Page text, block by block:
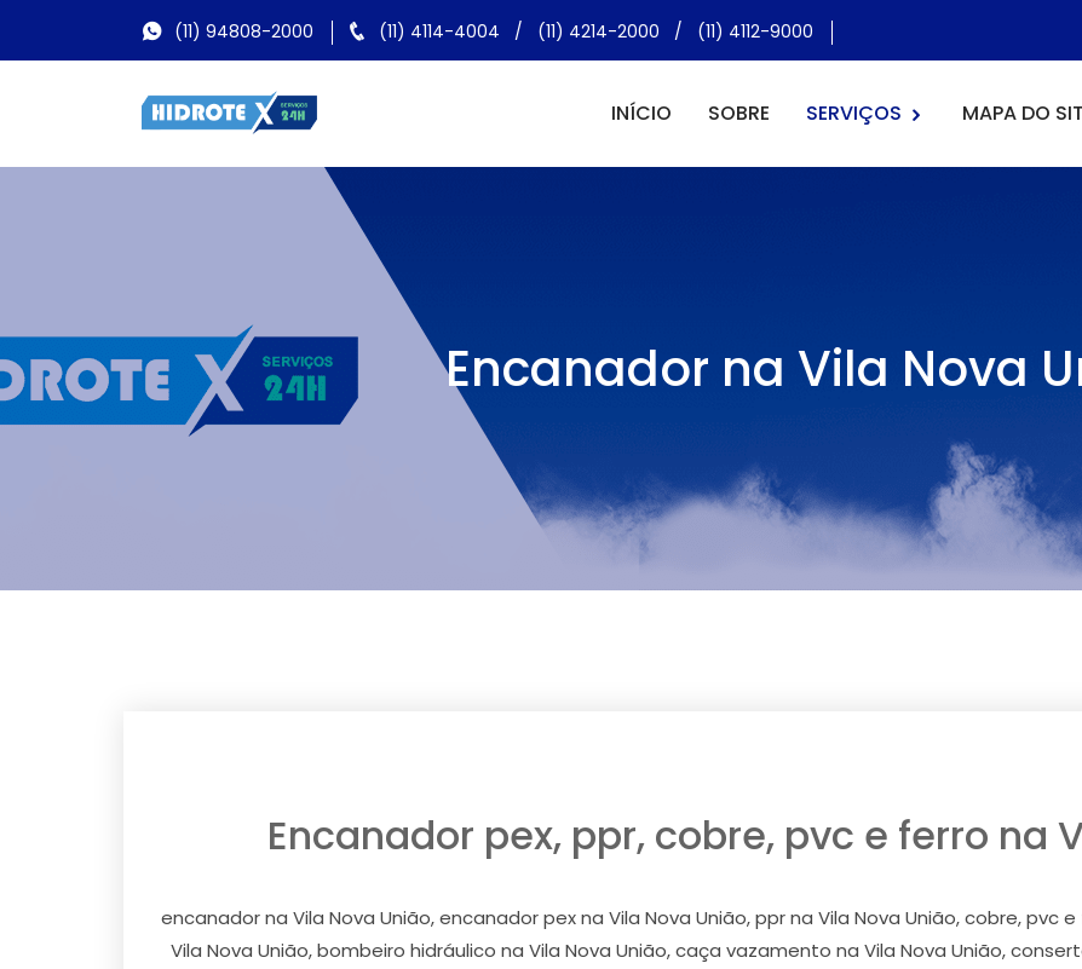
(11) 94808-2000 (11) 4114-4004 / (11) 4214-2000 / (11) 4112-9000
INÍCIO SOBRE SERVIÇOS MAPA DO
Encanador na Vila Nova
Encanador pex, ppr, cobre, pvc e ferro na
encanador na Vila Nova União, encanador pex na Vila Nova União, ppr na Vila Nova União, cobre, pvc
Vila Nova União, bombeiro hidráulico na Vila Nova União, caça vazamento na Vila Nova União,